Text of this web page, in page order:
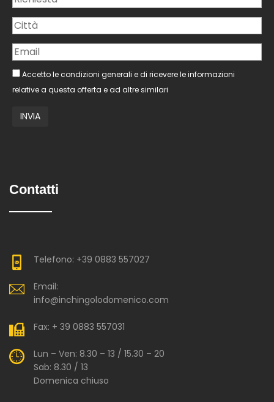
Accetto le condizioni generali e di ricevere le informazioni
relative a questa offerta e ad altre similari
Contatti
Telefono: +39 0883 557027
Email:
info@inchingolodomenico.com
Fax: + 39 0883 557031
Lun – Ven: 8.30 – 13 / 15.30 – 20
Sab: 8.30 / 13
Domenica chiuso